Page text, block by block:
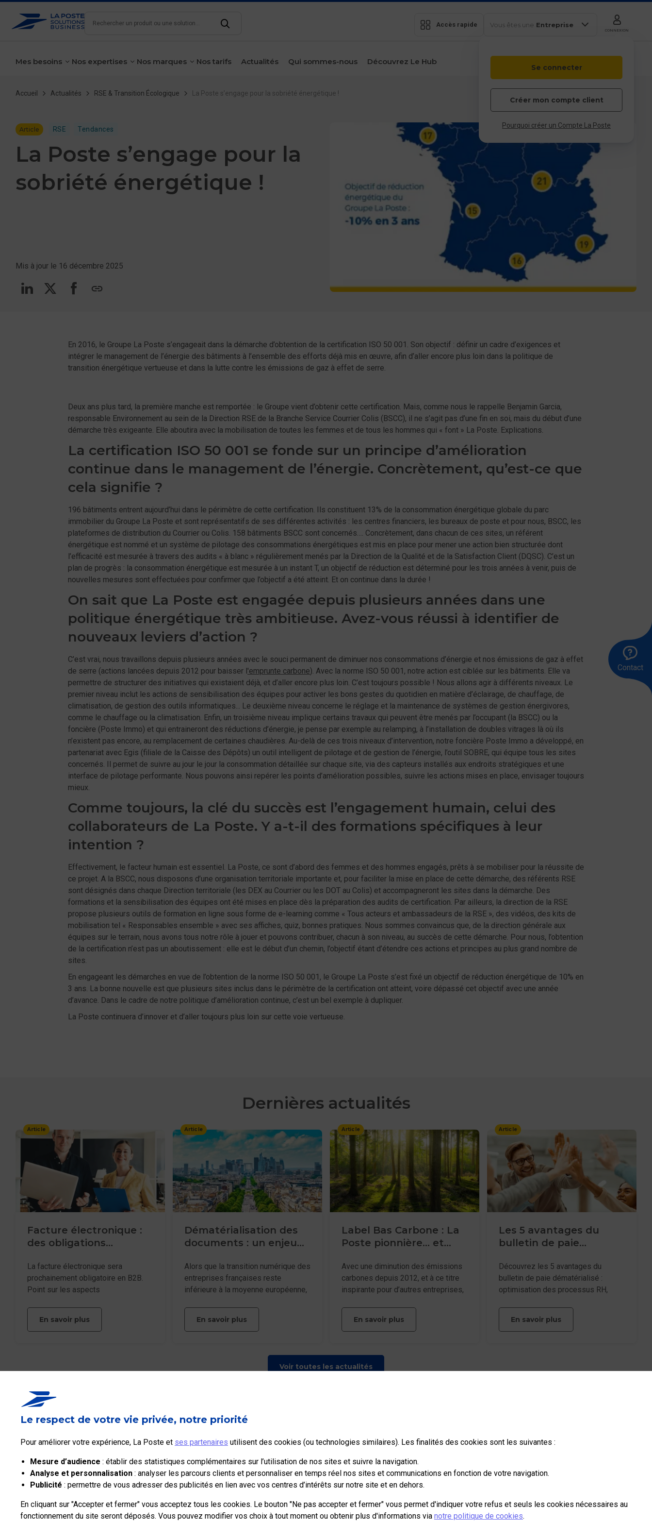
Le respect de votre vie privée, notre priorité
Pour améliorer votre expérience, La Poste et ses partenaires utilisent des cookies (ou technologies similaires). Les finalités des cookies sont les suivantes :
Mesure d’audience : établir des statistiques complémentaires sur l’utilisation de nos sites et suivre la navigation.
Analyse et personnalisation : analyser les parcours clients et personnaliser en temps réel nos sites et communications en fonction de votre navigation.
Publicité : permettre de vous adresser des publicités en lien avec vos centres d’intérêts sur notre site et en dehors.
En cliquant sur "Accepter et fermer" vous acceptez tous les cookies. Le bouton "Ne pas accepter et fermer" vous permet d'indiquer votre refus et seuls les cookies nécessaires au
fonctionnement du site seront déposés. Vous pouvez modifier vos choix à tout moment ou obtenir plus d'informations via notre politique de cookies.
Rechercher
Rechercher Accès rapide
ligne
Contact & service client
Vous êtes une Entreprise
collectivités
CONNEXION
Se connecter
Créer mon compte client
Pourquoi créer un Compte La Poste
Mes besoins voir le sous-menu
Nos expertises voir le sous-menu
Nos marques voir le sous-menu
Nos tarifs Actualités Qui sommes-nous Découvrez Le Hub
Contact83
Fil d'Ariane
Accueil Actualités RSE & Transition Écologique La Poste s’engage pour la sobriété énergétique !
Article RSE Tendances
La Poste s’engage pour la
sobriété énergétique !
Mis à jour le 16 décembre 2025
Suivez-nous sur linkedin
Suivez-nous sur Twitter
Suivez-nous sur Facebook
En 2016, le Groupe La Poste s’engageait dans la démarche d’obtention de la certification ISO 50 001. Son objectif : définir un cadre d’exigences et
intégrer le management de l’énergie des bâtiments à l’ensemble des efforts déjà mis en œuvre, afin d’aller encore plus loin dans la politique de
transition énergétique vertueuse et dans la lutte contre les émissions de gaz à effet de serre.
Deux ans plus tard, la première manche est remportée : le Groupe vient d’obtenir cette certification. Mais, comme nous le rappelle Benjamin Garcia,
responsable Environnement au sein de la Direction RSE de la Branche Service Courrier Colis (BSCC), il ne s’agit pas d’une fin en soi, mais du début d’une
démarche très exigeante. Elle aboutira avec la mobilisation de toutes les femmes et de tous les hommes qui « font » La Poste. Explications.
La certification ISO 50 001 se fonde sur un principe d’amélioration
continue dans le management de l’énergie. Concrètement, qu’est-ce que
cela signifie ?
196 bâtiments entrent aujourd’hui dans le périmètre de cette certification. Ils constituent 13% de la consommation énergétique globale du parc
immobilier du Groupe La Poste et sont représentatifs de ses différentes activités : les centres financiers, les bureaux de poste et pour nous, BSCC, les
plateformes de distribution du Courrier ou Colis. 158 bâtiments BSCC sont concernés…. Concrètement, dans chacun de ces sites, un référent
énergétique est nommé et un système de pilotage des consommations énergétiques est mis en place pour mener une action bien structurée dont
l’efficacité est mesurée à travers des audits « à blanc » régulièrement menés par la Direction de la Qualité et de la Satisfaction Client (DQSC). C’est un
plan de progrès : la consommation énergétique est mesurée à un instant T, un objectif de réduction est déterminé pour les trois années à venir, puis de
nouvelles mesures sont effectuées pour confirmer que l’objectif a été atteint. Et on continue dans la durée !
On sait que La Poste est engagée depuis plusieurs années dans une
politique énergétique très ambitieuse. Avez-vous réussi à identifier de
nouveaux leviers d’action ?
C’est vrai, nous travaillons depuis plusieurs années avec le souci permanent de diminuer nos consommations d’énergie et nos émissions de gaz à effet
de serre (actions lancées depuis 2012 pour baisser l'emprunte carbone). Avec la norme ISO 50 001, notre action est ciblée sur les bâtiments. Elle va
permettre de structurer des initiatives qui existaient déjà, et d’aller encore plus loin. C’est toujours possible ! Nous allons agir à différents niveaux. Le
premier niveau inclut les actions de sensibilisation des équipes pour activer les bons gestes du quotidien en matière d’éclairage, de chauffage, de
climatisation, de gestion des outils informatiques... Le deuxième niveau concerne le réglage et la maintenance de systèmes de gestion énergivores,
comme le chauffage ou la climatisation. Enfin, un troisième niveau implique certains travaux qui peuvent être menés par l’occupant (la BSCC) ou la
foncière (Poste Immo) et qui entraineront des réductions d’énergie, je pense par exemple au relamping, à l’installation de doubles vitrages là où ils
n’existent pas encore, au remplacement de certaines chaudières. Au-delà de ces trois niveaux d’intervention, notre foncière Poste Immo a développé, en
partenariat avec Egis (filiale de la Caisse des Dépôts) un outil intelligent de pilotage et de gestion de l’énergie, l’outil SOBRE, qui équipe tous les sites
concernés. Il permet de suivre au jour le jour la consommation détaillée sur chaque site, via des capteurs installés aux endroits stratégiques et une
interface de pilotage performante. Nous pouvons ainsi repérer les points d’amélioration possibles, suivre les actions mises en place, envisager toujours
mieux.
Comme toujours, la clé du succès est l’engagement humain, celui des
collaborateurs de La Poste. Y a-t-il des formations spécifiques à leur
intention ?
Effectivement, le facteur humain est essentiel. La Poste, ce sont d’abord des femmes et des hommes engagés, prêts à se mobiliser pour la réussite de
ce projet. A la BSCC, nous disposons d’une organisation territoriale importante et, pour faciliter la mise en place de cette démarche, des référents RSE
sont désignés dans chaque Direction territoriale (les DEX au Courrier ou les DOT au Colis) et accompagneront les sites dans la démarche. Des
formations et la sensibilisation des équipes ont été mises en place dès la préparation des audits de certification. Par ailleurs, la direction de la RSE
propose plusieurs outils de formation en ligne sous forme de e-learning comme « Tous acteurs et ambassadeurs de la RSE », des vidéos, des kits de
mobilisation tel « Responsables ensemble » avec ses affiches, quiz, bonnes pratiques. Nous sommes convaincus que, de la direction générale aux
équipes sur le terrain, nous avons tous notre rôle à jouer et pouvons contribuer, chacun à son niveau, au succès de cette démarche. Pour nous, l’obtention
de la certification n’est pas un aboutissement : elle est le début d’un chemin, l’objectif étant d’étendre ces actions et principes au plus grand nombre de
sites.
En engageant les démarches en vue de l’obtention de la norme ISO 50 001, le Groupe La Poste s’est fixé un objectif de réduction énergétique de 10% en
3 ans. La bonne nouvelle est que plusieurs sites inclus dans le périmètre de la certification ont atteint, voire dépassé cet objectif avec une année
d’avance. Dans le cadre de notre politique d’amélioration continue, c’est un bel exemple à dupliquer.
La Poste continuera d’innover et d’aller toujours plus loin sur cette voie vertueuse.
Dernières actualités
Article
Facture électronique :
des obligations
La facture électronique sera
prochainement obligatoire en B2B.
Point sur les aspects
En savoir plus
Article
Dématérialisation des
documents : un enjeu
Alors que la transition numérique des
entreprises françaises reste
inférieure à la moyenne européenne,
En savoir plus
Article
Label Bas Carbone : La
Poste pionnière... et
Avec une diminution des émissions
carbones depuis 2012, et à ce titre
inspirante pour d’autres entreprises,
concertations, discussions et
a été officialisé le 29 novembre 2018
par le ministère de la Transition
En savoir plus
Article
Les 5 avantages du
bulletin de paie
Découvrez les 5 avantages du
bulletin de paie dématérialisé :
optimisation des processus RH,
temps et sécurisation durable des
En savoir plus
Voir toutes les actualités
La Poste Solutions Business est la marque B2B de La Poste, destinée aux entreprises, collectivités et administrations publiques.
Retrouvez ici des actualités, des études de tendances, des décryptages et innovations, des offres selon vos usages, des infos
pratiques et un accès à votre espace personnel pour gérer le développement de votre activité.
La Poste vous accompagne
Qui sommes-nous? Aide et outils Contactez-nous